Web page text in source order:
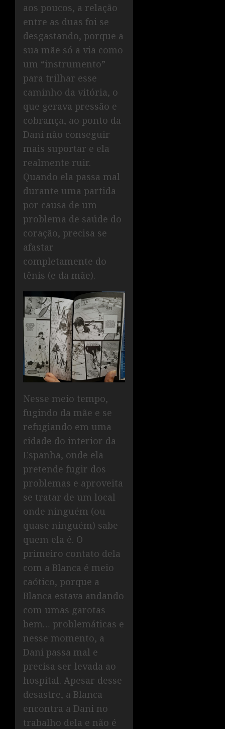
aos poucos, a relação
entre as duas foi se
desgastando, porque a
sua mãe só a via como
um “instrumento”
para trilhar esse
caminho da vitória, o
que gerava pressão e
cobrança, ao ponto da
Dani não conseguir
mais suportar e ela
realmente ruir.
Quando ela passa mal
durante uma partida
por causa de um
problema de saúde do
coração, precisa se
afastar
completamente do
tênis (e da mãe).
Nesse meio tempo,
fugindo da mãe e se
refugiando em uma
cidade do interior da
Espanha, onde ela
pretende fugir dos
problemas e aproveita
se tratar de um local
onde ninguém (ou
quase ninguém) sabe
quem ela é. O
primeiro contato dela
com a Blanca é meio
caótico, porque a
Blanca estava andando
com umas garotas
bem… problemáticas e
nesse momento, a
Dani passa mal e
precisa ser levada ao
hospital. Apesar desse
desastre, a Blanca
encontra a Dani no
trabalho dela e não é